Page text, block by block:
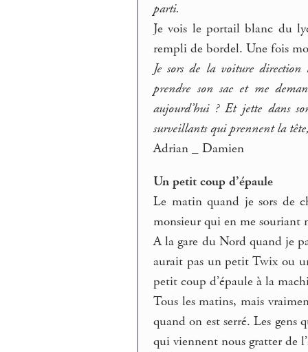
parti.
Je vois le portail blanc du
rempli de bordel. Une fois
Je sors de la voiture
prendre son sac et me
aujourd’hui ? Et jette dans
surveillants qui prennent la
Adrian _ Damien
Un petit coup d’épaule
Le matin quand je sors de
monsieur qui en me souriant
A la gare du Nord quand je
aurait pas un petit Twix ou
petit coup d’épaule à la
Tous les matins, mais
quand on est serré. Les
qui viennent nous gratter de